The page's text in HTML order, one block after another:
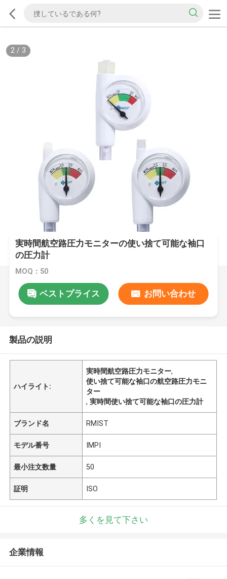
2/ 3
実時間航空路圧力モニターの使い捨て可能な袖口
の圧力計
MOQ：50
ベストプライス お問い合わせ
製品の説明
ハイライト:
実時間航空路圧力モニター,
使い捨て可能な袖口の航空路圧力モニ
ター
,実時間使い捨て可能な袖口の圧力計
ブランド名 RMIST
モデル番号 IMPI
最小注文数量 50
証明 ISO
多くを見て下さい
企業情報